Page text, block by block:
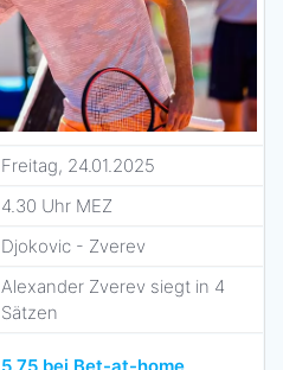
Freitag, 24.01.2025
4.30 Uhr MEZ
Djokovic - Zverev
Alexander Zverev siegt in 4
Sätzen